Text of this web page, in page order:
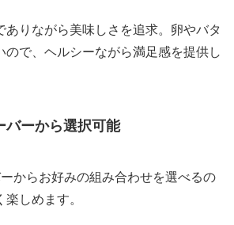
ありながら美味しさを追求。卵やバタ
ので、ヘルシーながら満足感を提供し
バーから選択可能
からお好みの組み合わせを選べるの
しめます。